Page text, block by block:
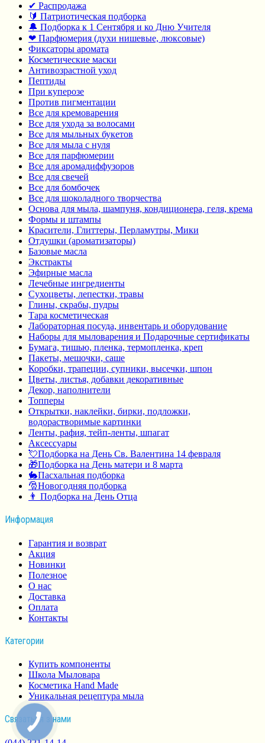
✔ Распродажа
🔰 Патриотическая подборка
🔔 Подборка к 1 Сентября и ко Дню Учителя
❤ Парфюмерия (духи нишевые, люксовые)
Фиксаторы аромата
Косметические маски
Антивозрастной уход
Пептиды
При куперозе
Против пигментации
Все для кремоварения
Все для ухода за волосами
Все для мыльных букетов
Все для мыла с нуля
Все для парфюмерии
Все для аромадиффузоров
Все для свечей
Все для бомбочек
Все для шоколадного творчества
Основа для мыла, шампуня, кондиционера, геля, крема
Формы и штампы
Красители, Глиттеры, Перламутры, Мики
Отдушки (ароматизаторы)
Базовые масла
Экстракты
Эфирные масла
Лечебные ингредиенты
Сухоцветы, лепестки, травы
Глины, скрабы, пудры
Тара косметическая
Лабораторная посуда, инвентарь и оборудование
Наборы для мыловарения и Подарочные сертификаты
Бумага, тишью, пленка, термопленка, креп
Пакеты, мешочки, саше
Коробки, трапеции, супники, высечки, шпон
Цветы, листья, добавки декоративные
Декор, наполнители
Топперы
Открытки, наклейки, бирки, подложки,
водорастворимые картинки
Ленты, рафия, тейп-ленты, шпагат
Аксессуары
💘Подборка на День Св. Валентина 14 февраля
🎁Подборка на День матери и 8 марта
🐇Пасхальная подборка
🎅Новогодняя подборка
👨 Подборка на День Отца
Информация
Гарантия и возврат
Акция
Новинки
Полезное
О нас
Доставка
Оплата
Контакты
Категории
Купить компоненты
Школа Мыловара
Косметика Hand Made
Уникальная рецептура мыла
Связаться з нами